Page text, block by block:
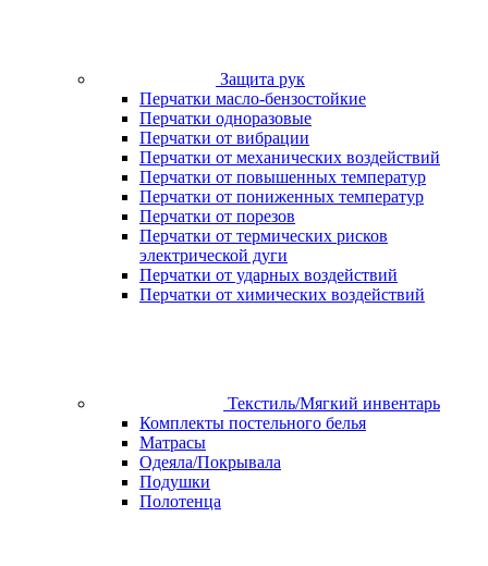
Защита рук
Перчатки масло-бензостойкие
Перчатки одноразовые
Перчатки от вибрации
Перчатки от механических воздействий
Перчатки от повышенных температур
Перчатки от пониженных температур
Перчатки от порезов
Перчатки от термических рисков
электрической дуги
Перчатки от ударных воздействий
Перчатки от химических воздействий
Текстиль/Мягкий инвентарь
Комплекты постельного белья
Матрасы
Одеяла/Покрывала
Подушки
Полотенца